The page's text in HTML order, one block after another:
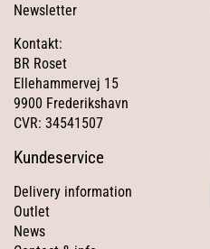
Newsletter
Kontakt:
BR Roset
Ellehammervej 15
9900 Frederikshavn
CVR: 34541507
Kundeservice
Delivery information
Outlet
News